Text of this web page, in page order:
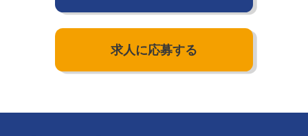
求人に応募する